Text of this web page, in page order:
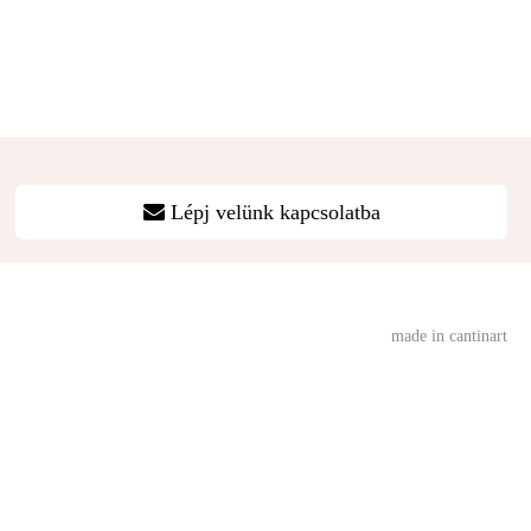
Lépj velünk kapcsolatba
made in cantinart